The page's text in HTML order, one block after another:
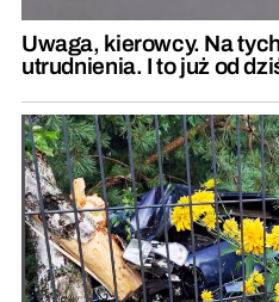
Uwaga, kierowcy. Na
utrudnienia. I to już od